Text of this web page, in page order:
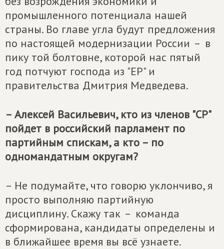
промышленного потенциала нашей
страны. Во главе угла будут предложения
по настоящей модернизации России – в
пику той болтовне, которой нас пятый
год потчуют господа из "ЕР" и
правительства Дмитрия Медведева.
– Алексей Васильевич, кто из членов "СР"
пойдет в российский парламент по
партийным спискам, а кто – по
одномандатным округам?
– Не подумайте, что говорю уклончиво, я
просто выполняю партийную
дисциплину. Скажу так – команда
сформирована, кандидаты определены и
в ближайшее время вы всё узнаете.